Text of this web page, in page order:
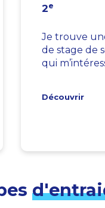
2e
Je trouve
de stage de
qui
Découvrir